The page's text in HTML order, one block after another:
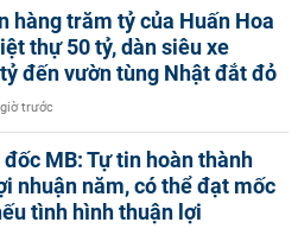
hàng trăm tỷ của Huấn Hoa
thự 50 tỷ, dàn siêu xe
đến vườn tùng Nhật đắt đỏ
trước
đốc MB: Tự tin hoàn thành
nhuận năm, có thể đạt mốc
tình hình thuận lợi